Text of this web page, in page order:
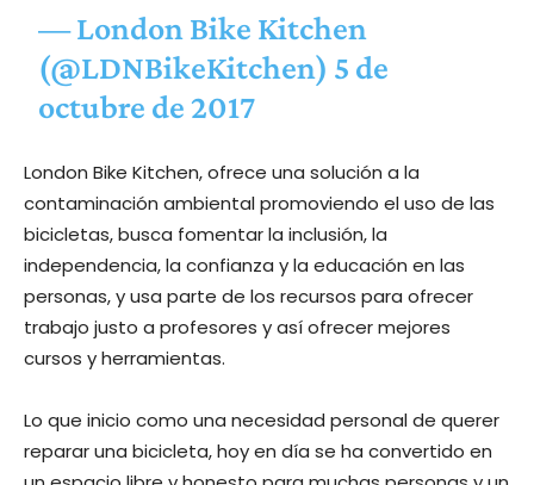
— London Bike Kitchen
(@LDNBikeKitchen) 5 de
octubre de 2017
London Bike Kitchen, ofrece una solución a la
contaminación ambiental promoviendo el uso de las
bicicletas, busca fomentar la inclusión, la
independencia, la confianza y la educación en las
personas, y usa parte de los recursos para ofrecer
trabajo justo a profesores y así ofrecer mejores
cursos y herramientas.
Lo que inicio como una necesidad personal de querer
reparar una bicicleta, hoy en día se ha convertido en